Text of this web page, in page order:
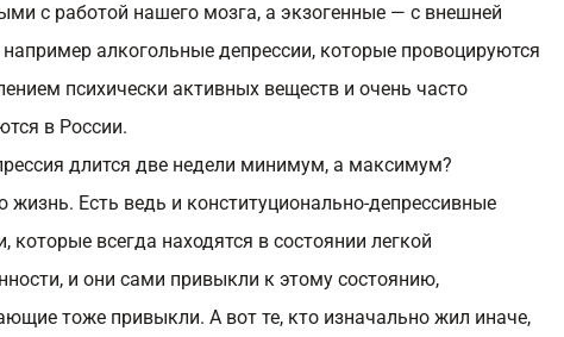
с работой нашего мозга, а экзогенные — с внешней
алкогольные депрессии, которые провоцируются
психически активных веществ и очень часто
в России.
длится две недели минимум, а максимум?
жизнь. Есть ведь и конституционально-депрессивные
которые всегда находятся в состоянии легкой
и они сами привыкли к этому состоянию,
тоже привыкли. А вот те, кто изначально жил иначе,